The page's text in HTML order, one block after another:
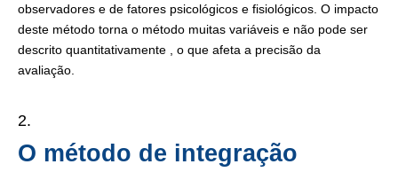
observadores e de fatores psicológicos e fisiológicos. O impacto
deste método torna o método muitas variáveis ​​e não pode ser
descrito quantitativamente , o que afeta a precisão da
avaliação.
O método de integração